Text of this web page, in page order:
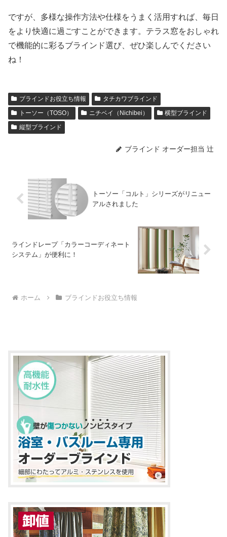
ですが、多様な操作方法や仕様をうまく活用すれば、毎日
をより快適に過ごすことができます。テラス窓をおしゃれ
で機能的に彩るブラインド選び、ぜひ楽しんでください
ね！
ブラインドお役立ち情報
タチカワブラインド
トーソー（TOSO）
ニチベイ（Nichibei）
横型ブラインド
縦型ブラインド
ブラインド オーダー担当 辻
トーソー「コルト」シリーズがリニュー
アルされました
ラインドレープ「カラーコーディネート
システム」が便利に！
ホーム ブラインドお役立ち情報